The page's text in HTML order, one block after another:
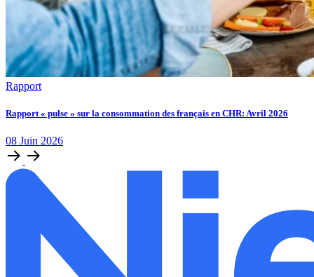
Rapport
Rapport « pulse » sur la consommation des français en CHR: Avril 2026
08 Juin 2026